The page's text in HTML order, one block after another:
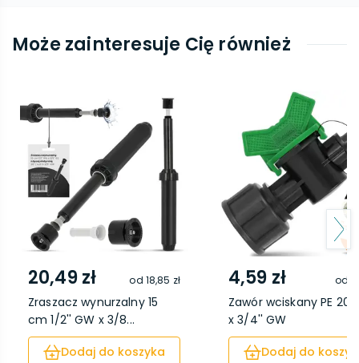
Może zainteresuje Cię również
20,49 zł od 18,85 zł
Zraszacz wynurzalny 15
cm 1/2'' GW x 3/8...
Dodaj do koszyka
4,59 zł od
Zawór wciskany PE 20
x 3/4'' GW
Dodaj do